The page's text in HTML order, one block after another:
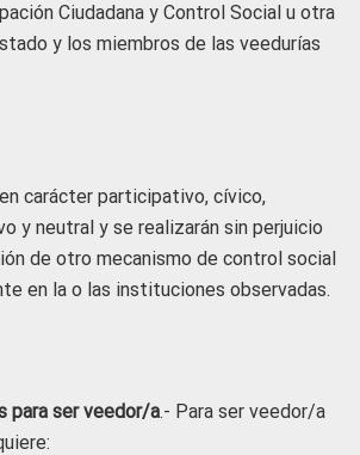
Ciudadana y Control Social u otra
y los miembros de las veedurías
carácter participativo, cívico,
y neutral y se realizarán sin perjuicio
de otro mecanismo de control social
en la o las instituciones observadas.
para ser veedor/a.- Para ser veedor/a